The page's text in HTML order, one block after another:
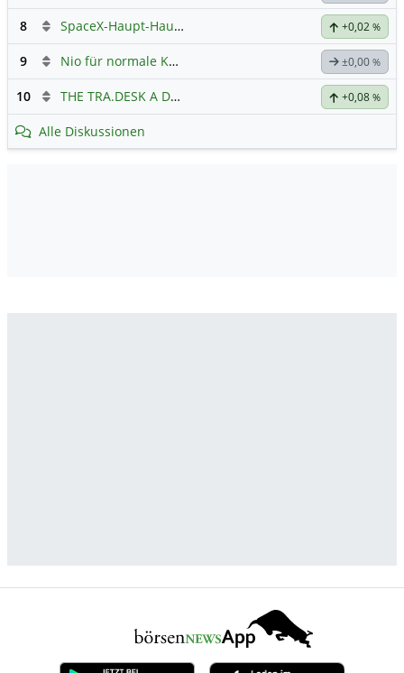
8 SpaceX-Haupt-Hauptforum +0,02 %
9 Nio für normale Kommunikation ±0,00 %
10 THE TRA.DESK A DL-,000001 +0,08 %
Alle Diskussionen